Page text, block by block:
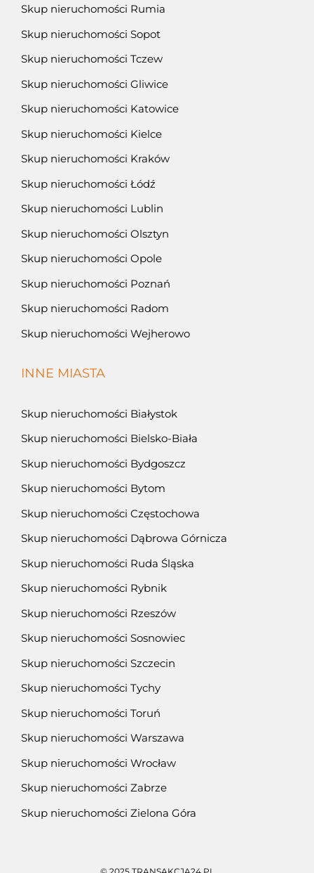
Skup nieruchomości Rumia
Skup nieruchomości Sopot
Skup nieruchomości Tczew
Skup nieruchomości Gliwice
Skup nieruchomości Katowice
Skup nieruchomości Kielce
Skup nieruchomości Kraków
Skup nieruchomości Łódź
Skup nieruchomości Lublin
Skup nieruchomości Olsztyn
Skup nieruchomości Opole
Skup nieruchomości Poznań
Skup nieruchomości Radom
Skup nieruchomości Wejherowo
INNE MIASTA
Skup nieruchomości Białystok
Skup nieruchomości Bielsko-Biała
Skup nieruchomości Bydgoszcz
Skup nieruchomości Bytom
Skup nieruchomości Częstochowa
Skup nieruchomości Dąbrowa Górnicza
Skup nieruchomości Ruda Śląska
Skup nieruchomości Rybnik
Skup nieruchomości Rzeszów
Skup nieruchomości Sosnowiec
Skup nieruchomości Szczecin
Skup nieruchomości Tychy
Skup nieruchomości Toruń
Skup nieruchomości Warszawa
Skup nieruchomości Wrocław
Skup nieruchomości Zabrze
Skup nieruchomości Zielona Góra